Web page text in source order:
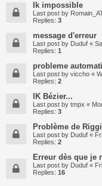
Ik impossible
Last post by
Replies: 3
message d'erreur
Last post by Duduf «
Replies: 1
probleme
Last post by viccho «
Replies: 2
IK Bézier...
Last post by tmpx «
Replies: 3
Problème de
Last post by Duduf «
Replies: 2
Erreur dès que je
Last post by Duduf «
Replies: 16